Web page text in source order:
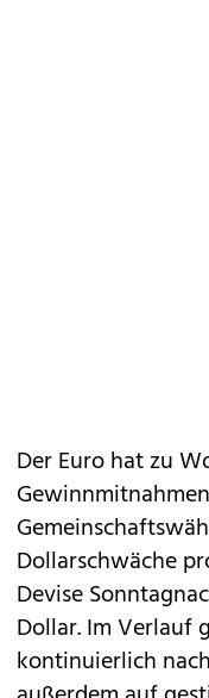
Der Euro hat zu
Dollarschwäche
Devise
Dollar. Im Verlauf
kontinuierlich